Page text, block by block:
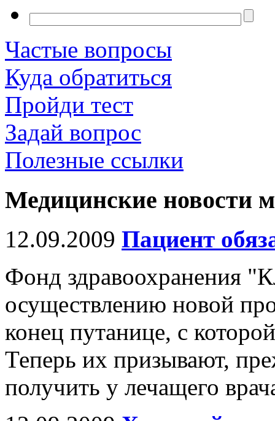
Частые вопросы
Куда обратиться
Пройди тест
Задай вопрос
Полезные ссылки
Медицинские новости
12.09.2009 Пациент
Фонд здравоохранения
осуществлению новой
конец путанице, с
Теперь их призывают,
получить у лечащего